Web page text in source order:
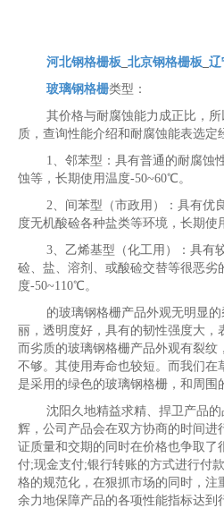
河北钢格栅板 北京钢格栅板 辽
玻璃钢格栅类型：
其价格与耐腐蚀能力成正比，
质，查询性能介绍和耐腐蚀能表选定
1、邻苯型：具有普通的耐腐蚀
蚀等，长期使用温度-50~60℃。
2、间苯型（市政用）：具有优
度无机酸硷各种盐类等环境，长期使
3、乙烯基型（化工用）：具有
硷、盐、溶剂、或酸硷交替等很恶劣
度-50~110℃。
的玻璃钢格栅产品外观无明显
丽，透明度好，具有的韧性强度大，
而劣质的玻璃钢格栅产品外观有裂纹
不够。其使用寿命也较短。而我们在
是采用的绿色的玻璃钢格栅，和周围
沈阳久地精益求精、捍卫产品
辉，公司产品会在双方协商的时间进
证质量和交期的同时在价格也争取了
付;现金支付;银行转账的方式进行付
格的规范化，在狠抓市场的同时，注
余力地保障产品的各项性能指标达到